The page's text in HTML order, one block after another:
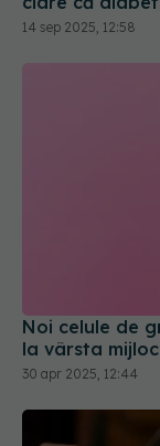
Noi celule de